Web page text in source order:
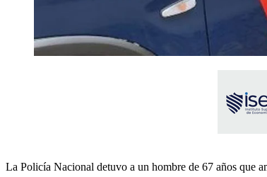
La Policía Nacional detuvo a un hombre de 67 años que